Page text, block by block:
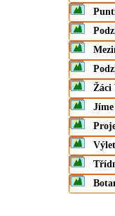
Žáci
Jíme
Výlet